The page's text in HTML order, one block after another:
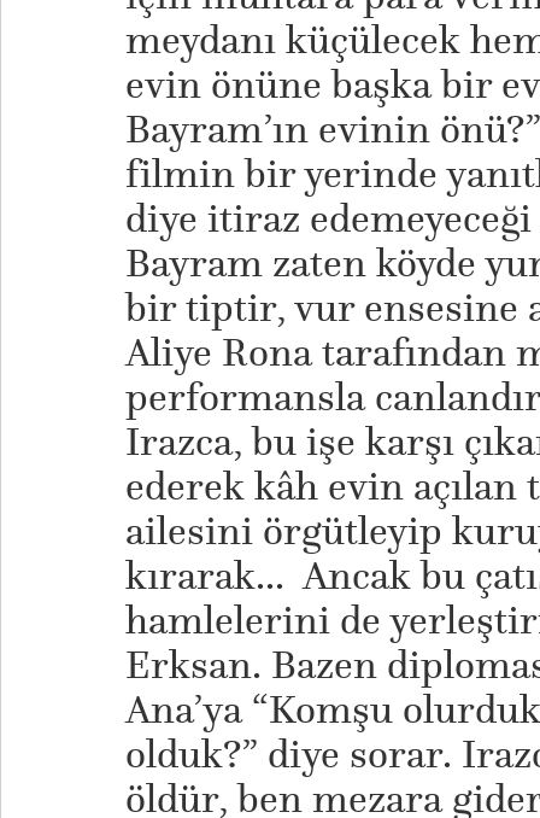
meydanı küçülecek
evin önüne başka bir
Bayram’ın evinin
filmin bir yerinde
diye itiraz
Bayram zaten köyde
bir tiptir, vur ensesine
Aliye Rona tarafından
performansla
Irazca, bu işe karşı
ederek kâh evin
ailesini örgütleyip
kırarak... Ancak bu
hamlelerini de
Erksan. Bazen
Ana’ya “Komşu
olduk?” diye sorar.
öldür, ben mezara